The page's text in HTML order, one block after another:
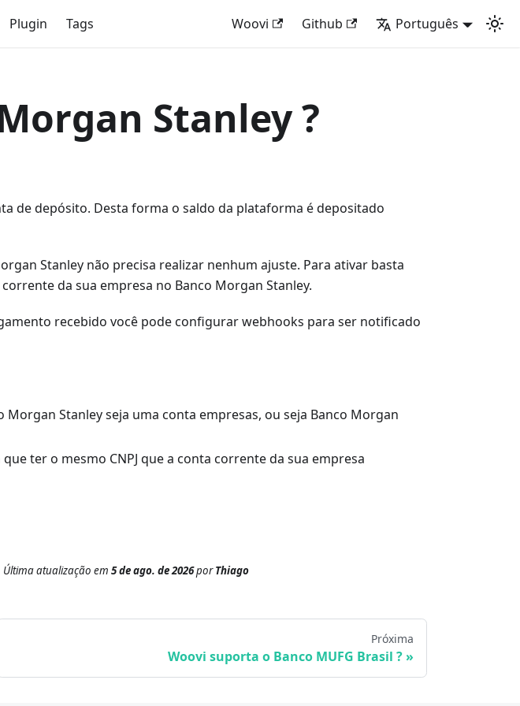
Plugin Tags Woovi Github Português
Stanley ?
de depósito. Desta forma o saldo da plataforma é depositado
Stanley não precisa realizar nenhum ajuste. Para ativar basta
da sua empresa no Banco Morgan Stanley.
recebido você pode configurar webhooks para ser notificado
Stanley seja uma conta empresas, ou seja Banco Morgan
ter o mesmo CNPJ que a conta corrente da sua empresa
Última atualização em 5 de ago. de 2026porThiago
Próxima
Woovi suporta o Banco MUFG Brasil ?